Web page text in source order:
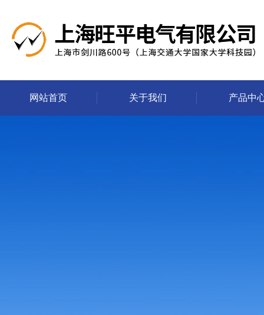
网站首页 关于我们 产品中